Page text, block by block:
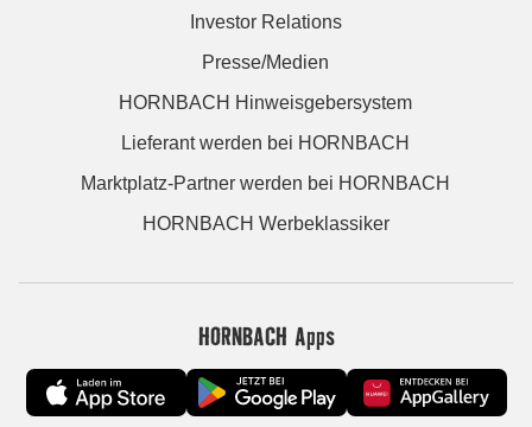
Investor Relations
Presse/Medien
HORNBACH Hinweisgebersystem
Lieferant werden bei HORNBACH
Marktplatz-Partner werden bei HORNBACH
HORNBACH Werbeklassiker
HORNBACH Apps